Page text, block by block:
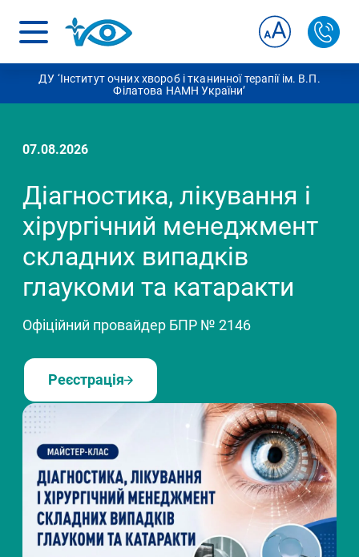
ДУ ‘Інститут очних хвороб і тканинної терапії ім. В.П.
Філатова НАМН України’
07.08.2026
Діагностика, лікування і
хірургічний менеджмент
складних випадків
глаукоми та катаракти
Офіційний провайдер БПР № 2146
Реєстрація